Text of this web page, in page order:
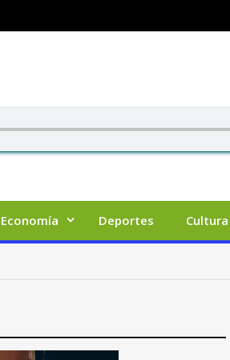
Economía Deportes Cultura